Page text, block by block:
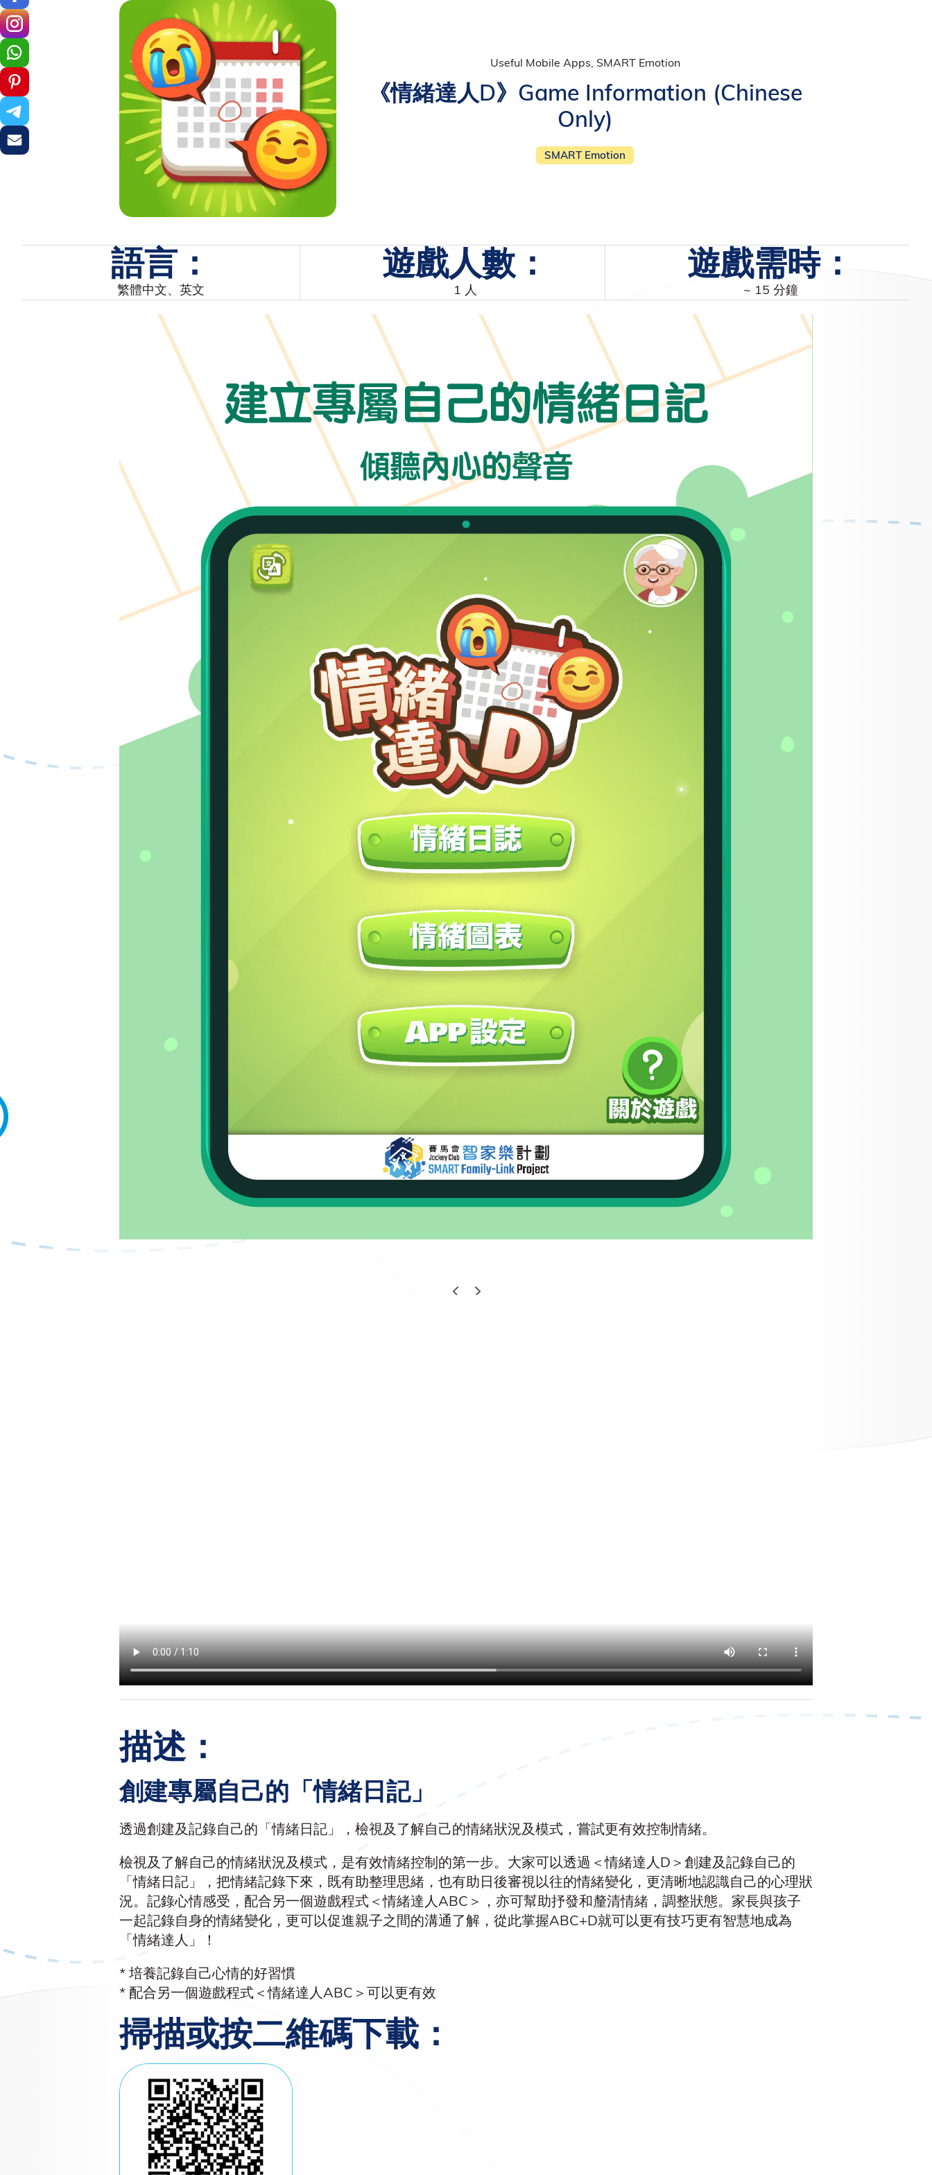
Useful Mobile Apps, SMART Emotion
《情緒達人D》Game Information (Chinese
Only)
SMART Emotion
語言：
繁體中文、英文
遊戲人數：
1 人
遊戲需時：
~ 15 分鐘
描述：
創建專屬自己的「情緒日記」
透過創建及記錄自己的「情緒日記」，檢視及了解自己的情緒狀況及模式，嘗試更有效控制情緒。
檢視及了解自己的情緒狀況及模式，是有效情緒控制的第一步。大家可以透過＜情緒達人D＞創建及記錄自己的
「情緒日記」，把情緒記錄下來，既有助整理思緒，也有助日後審視以往的情緒變化，更清晰地認識自己的心理狀
況。記錄心情感受，配合另一個遊戲程式＜情緒達人ABC＞，亦可幫助抒發和釐清情緒，調整狀態。家長與孩子
一起記錄自身的情緒變化，更可以促進親子之間的溝通了解，從此掌握ABC+D就可以更有技巧更有智慧地成為
「情緒達人」！
* 培養記錄自己心情的好習慣
* 配合另一個遊戲程式＜情緒達人ABC＞可以更有效
掃描或按二維碼下載：